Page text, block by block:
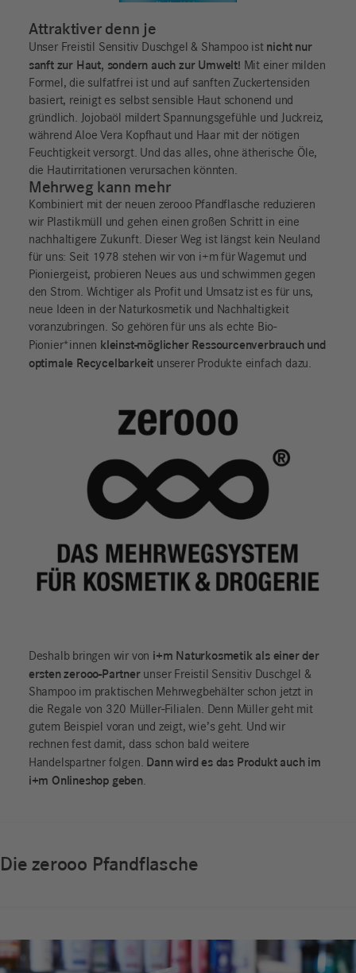
Attraktiver denn je
Unser Freistil Sensitiv Duschgel & Shampoo ist nicht nur
sanft zur Haut, sondern auch zur Umwelt! Mit einer milden
Formel, die sulfatfrei ist und auf sanften Zuckertensiden
basiert, reinigt es selbst sensible Haut schonend und
gründlich. Jojobaöl mildert Spannungsgefühle und Juckreiz,
während Aloe Vera Kopfhaut und Haar mit der nötigen
Feuchtigkeit versorgt. Und das alles, ohne ätherische Öle,
die Hautirritationen verursachen könnten.
Mehrweg kann mehr
Kombiniert mit der neuen zerooo Pfandflasche reduzieren
wir Plastikmüll und gehen einen großen Schritt in eine
nachhaltigere Zukunft. Dieser Weg ist längst kein Neuland
für uns: Seit 1978 stehen wir von i+m für Wagemut und
Pioniergeist, probieren Neues aus und schwimmen gegen
den Strom. Wichtiger als Profit und Umsatz ist es für uns,
neue Ideen in der Naturkosmetik und Nachhaltigkeit
voranzubringen. So gehören für uns als echte Bio-
Pionier*innen kleinst-möglicher Ressourcenverbrauch und
optimale Recycelbarkeit unserer Produkte einfach dazu.
Deshalb bringen wir von i+m Naturkosmetik als einer der
ersten zerooo-Partner unser Freistil Sensitiv Duschgel &
Shampoo im praktischen Mehrwegbehälter schon jetzt in
die Regale von 320 Müller-Filialen. Denn Müller geht mit
gutem Beispiel voran und zeigt, wie’s geht. Und wir
rechnen fest damit, dass schon bald weitere
Handelspartner folgen. Dann wird es das Produkt auch im
i+m Onlineshop geben.
Die zerooo Pfandflasche